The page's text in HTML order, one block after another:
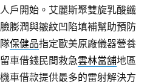
戶開始。艾麗斯聚雙旋乳酸纖
膨潤與皺紋凹陷填補幫助預防
保健品指定歐美原廠儀器營養
車借錢民間救急雲林當舖地區
車借款提供最多的雷射解決方